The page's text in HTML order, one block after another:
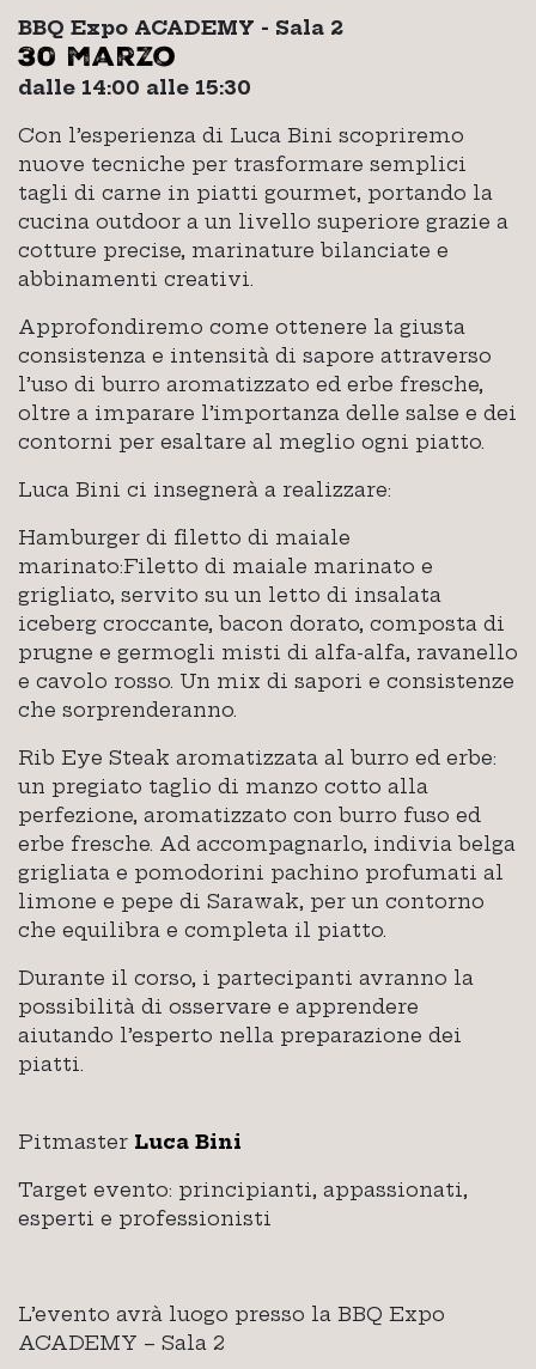
BBQ Expo ACADEMY - Sala 2
30 marzo
dalle 14:00 alle 15:30
Con l’esperienza di Luca Bini scopriremo
nuove tecniche per trasformare semplici
tagli di carne in piatti gourmet, portando la
cucina outdoor a un livello superiore grazie a
cotture precise, marinature bilanciate e
abbinamenti creativi.
Approfondiremo come ottenere la giusta
consistenza e intensità di sapore attraverso
l’uso di burro aromatizzato ed erbe fresche,
oltre a imparare l’importanza delle salse e dei
contorni per esaltare al meglio ogni piatto.
Luca Bini ci insegnerà a realizzare:
Hamburger di filetto di maiale
marinato:Filetto di maiale marinato e
grigliato, servito su un letto di insalata
iceberg croccante, bacon dorato, composta di
prugne e germogli misti di alfa-alfa, ravanello
e cavolo rosso. Un mix di sapori e consistenze
che sorprenderanno.
Rib Eye Steak aromatizzata al burro ed erbe:
un pregiato taglio di manzo cotto alla
perfezione, aromatizzato con burro fuso ed
erbe fresche. Ad accompagnarlo, indivia belga
grigliata e pomodorini pachino profumati al
limone e pepe di Sarawak, per un contorno
che equilibra e completa il piatto.
Durante il corso, i partecipanti avranno la
possibilità di osservare e apprendere
aiutando l’esperto nella preparazione dei
piatti.
Pitmaster Luca Bini
Target evento: principianti, appassionati,
esperti e professionisti
L’evento avrà luogo presso la BBQ Expo
ACADEMY – Sala 2